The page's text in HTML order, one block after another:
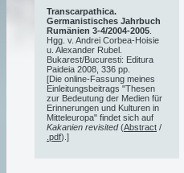
Transcarpathica.
Germanistisches Jahrbuch
Rumänien 3-4/2004-2005
Hgg. v. Andrei Corbea-Hoisie
u. Alexander Rubel.
Bukarest/Bucuresti: Editura
Paideia 2008, 336 pp.
[Die online-Fassung meines
Einleitungsbeitrags "Thesen
zur Bedeutung der Medien für
Erinnerungen und Kulturen in
Mitteleuropa" findet sich auf
Kakanien revisited(Abstract /
.pdf).]